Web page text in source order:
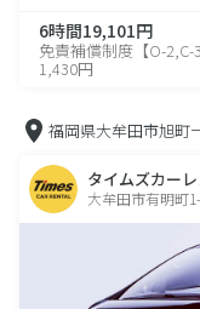
6時間19,101円
免責補償制度【O-2,C-
1,430円
福岡県大牟田市旭町
タイムズカー
大牟田市有明町